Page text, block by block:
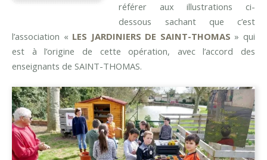
référer aux illustrations ci-
dessous sachant que c’est
l’association « LES JARDINIERS DE SAINT-THOMAS » qui
est à l’origine de cette opération, avec l’accord des
enseignants de SAINT-THOMAS.